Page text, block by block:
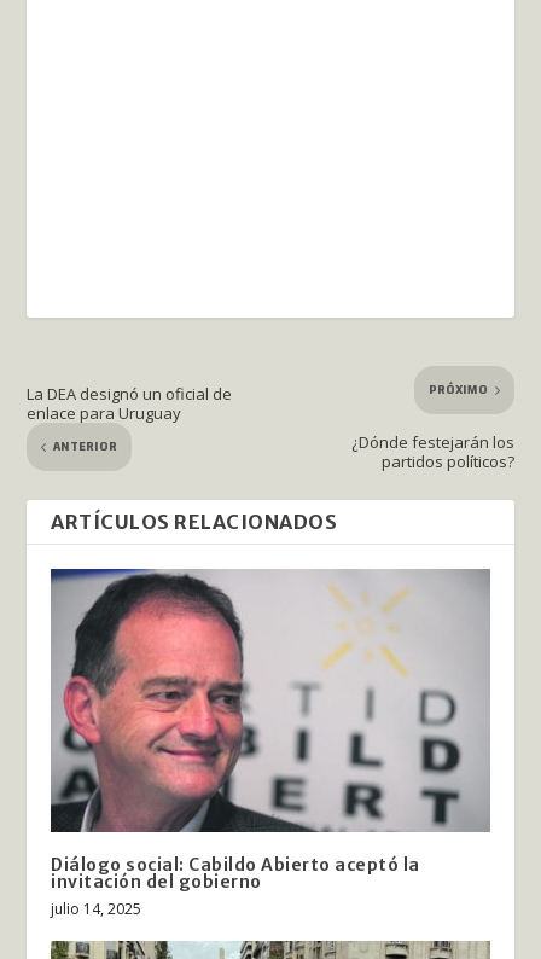
La DEA designó un oficial de
enlace para Uruguay
ANTERIOR
PRÓXIMO
¿Dónde festejarán los
partidos políticos?
ARTÍCULOS RELACIONADOS
Diálogo social: Cabildo Abierto aceptó la
invitación del gobierno
julio 14, 2025